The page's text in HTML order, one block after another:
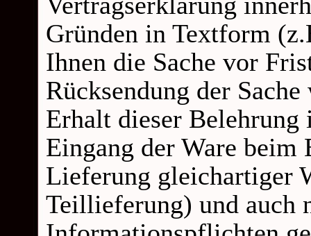
Gründen in Textform
Ihnen die Sache vor
Rücksendung der
Erhalt dieser
Eingang der Ware beim
Lieferung gleichartiger
Teillieferung) und auch